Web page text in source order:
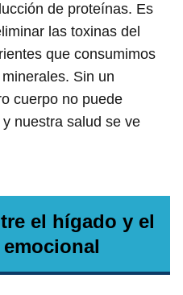
de proteínas. Es
las toxinas del
que consumimos
Sin un
cuerpo no puede
nuestra salud se ve
el hígado y el